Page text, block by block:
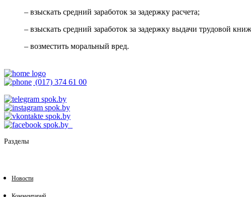
– взыскать средний заработок за задержку расчета;
– взыскать средний заработок за задержку выдачи трудовой
– возместить моральный вред.
(017) 374 61 00
Разделы
Новости